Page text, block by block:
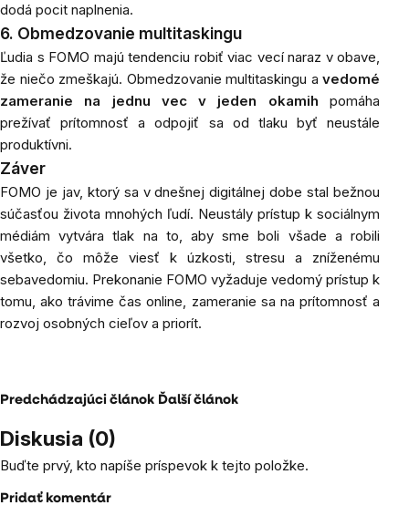
dodá pocit naplnenia.
6. Obmedzovanie multitaskingu
Ľudia s FOMO majú tendenciu robiť viac vecí naraz v obave,
že niečo zmeškajú. Obmedzovanie multitaskingu a vedomé
zameranie na jednu vec v jeden okamih pomáha
prežívať prítomnosť a odpojiť sa od tlaku byť neustále
produktívni.
Záver
FOMO je jav, ktorý sa v dnešnej digitálnej dobe stal bežnou
súčasťou života mnohých ľudí. Neustály prístup k sociálnym
médiám vytvára tlak na to, aby sme boli všade a robili
všetko, čo môže viesť k úzkosti, stresu a zníženému
sebavedomiu. Prekonanie FOMO vyžaduje vedomý prístup k
tomu, ako trávime čas online, zameranie sa na prítomnosť a
rozvoj osobných cieľov a priorít.
Predchádzajúci článok Ďalší článok
Diskusia (0)
Buďte prvý, kto napíše príspevok k tejto položke.
Pridať komentár